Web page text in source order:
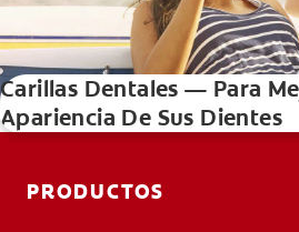
Carillas Dentales — Para
Apariencia De Sus Dientes
PRODUCTOS